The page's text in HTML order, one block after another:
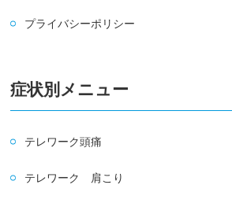
プライバシーポリシー
症状別メニュー
テレワーク頭痛
テレワーク 肩こり